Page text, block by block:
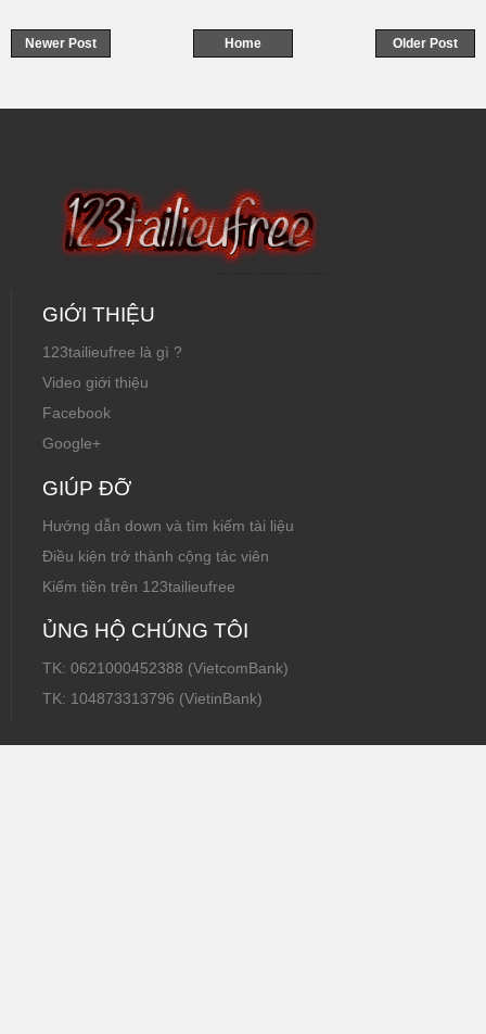
Newer Post Older Post
Home
GIỚI THIỆU
123tailieufree là gì ?
Video giới thiệu
Facebook
Google+
GIÚP ĐỠ
Hướng dẫn down và tìm kiếm tài liệu
Điều kiện trở thành cộng tác viên
Kiếm tiền trên 123tailieufree
ỦNG HỘ CHÚNG TÔI
TK: 0621000452388 (VietcomBank)
TK: 104873313796 (VietinBank)